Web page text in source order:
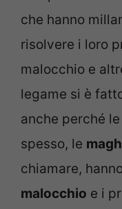
che hanno
risolvere i loro
malocchio e
legame si è
anche perché
spesso, le
chiamare,
malocchio e i